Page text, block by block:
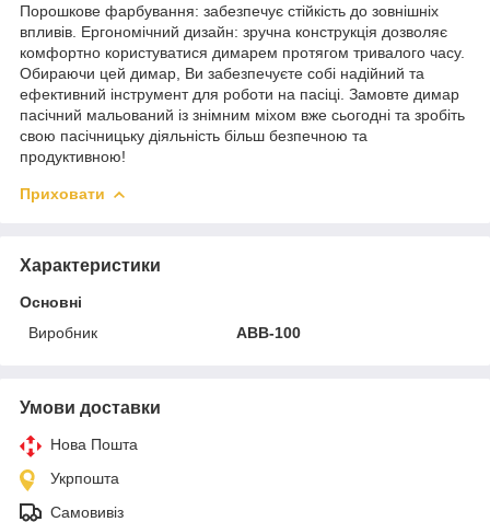
Порошкове фарбування: забезпечує стійкість до зовнішніх
впливів. Ергономічний дизайн: зручна конструкція дозволяє
комфортно користуватися димарем протягом тривалого часу.
Обираючи цей димар, Ви забезпечуєте собі надійний та
ефективний інструмент для роботи на пасіці. Замовте димар
пасічний мальований із знімним міхом вже сьогодні та зробіть
свою пасічницьку діяльність більш безпечною та
продуктивною!
Приховати
Характеристики
Основні
Виробник
АВВ-100
Умови доставки
Нова Пошта
Укрпошта
Самовивіз